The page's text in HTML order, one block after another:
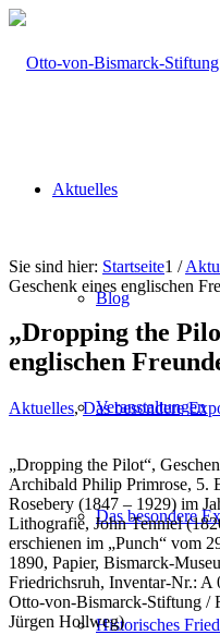
Aktuelles
Blog
Veranstaltungen
Das besondere
Historisches
Sie sind hier: Startseite1 /
Geschenk eines englischen
„Dropping the
englischen
Aktuelles,Das besondere
„Dropping the Pilot“,
Archibald Philip Primrose, 5.
Rosebery (1847 – 1929) im
Lithografie, John Tenniel
erschienen im „Punch“ vom
1890, Papier, Bismarck-
Friedrichsruh, Inventar-Nr.: A
Otto-von-Bismarck-Stiftung /
Jürgen Hollweg)